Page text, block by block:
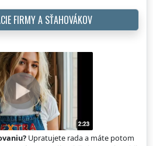
FIRMY A SŤAHOVÁKOV
Upratujete rada a máte potom